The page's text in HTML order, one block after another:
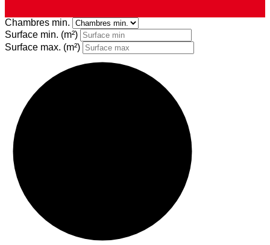
Chambres min.
Surface min. (m²)
Surface max. (m²)